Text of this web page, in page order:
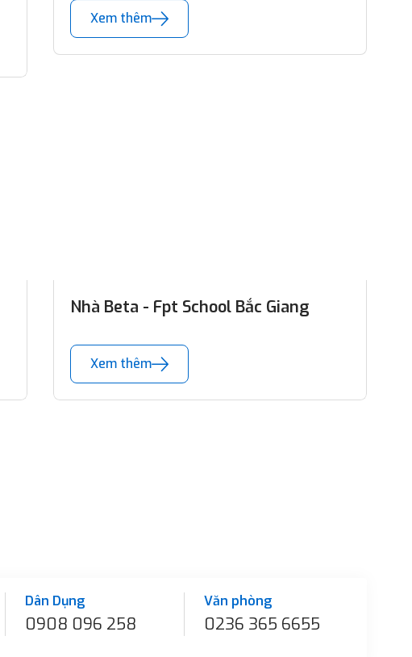
Xem thêm
Nhà Beta - Fpt School Bắc Giang
Xem thêm
Dân Dụng
0908 096 258
Văn phòng
0236 365 6655